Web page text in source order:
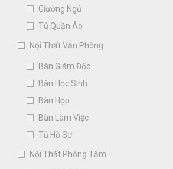
Giường Ngủ
Tủ Quần Áo
Nội Thất Văn Phòng
Bàn Giám Đốc
Bàn Học Sinh
Bàn Họp
Bàn Làm Việc
Tủ Hồ Sơ
Nội Thất Phòng Tắm